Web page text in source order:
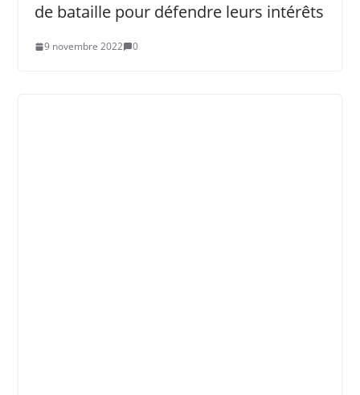
de bataille pour défendre leurs intérêts
9 novembre 2022 0